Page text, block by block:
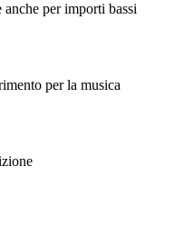
per importi bassi
per la musica